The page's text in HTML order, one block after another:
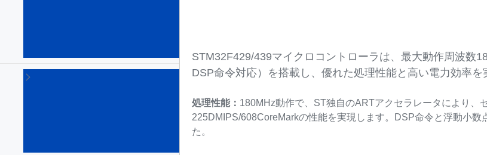
(1644)
STM32
Cortex
ロプロ
セッサ
STM32F429/439マイクロコントローラは、最大動作周波数
DSP命令対応）を搭載し、優れた処理性能と高い電力効率を
処理性能： 180MHz動作で、ST独自のARTアクセラレータにより、
225DMIPS/608CoreMarkの性能を実現します。DSP命令と浮動小
た。